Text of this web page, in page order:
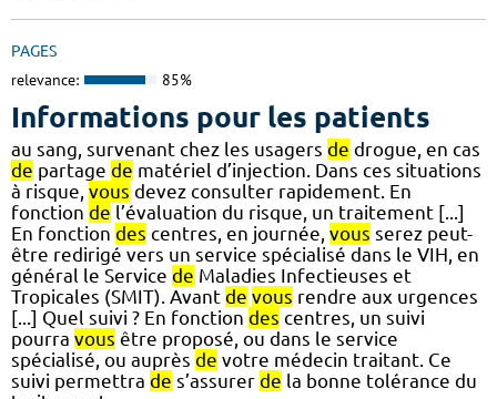
PAGES
relevance: 85%
Informations pour les patients
au sang, survenant chez les usagers de drogue, en cas
de partage de matériel d’injection. Dans ces situations
à risque, vous devez consulter rapidement. En
fonction de l’évaluation du risque, un traitement [...]
En fonction des centres, en journée, vous serez peut-
être redirigé vers un service spécialisé dans le VIH, en
général le Service de Maladies Infectieuses et
Tropicales (SMIT). Avant de vous rendre aux urgences
[...] Quel suivi ? En fonction des centres, un suivi
pourra vous être proposé, ou dans le service
spécialisé, ou auprès de votre médecin traitant. Ce
suivi permettra de s’assurer de la bonne tolérance du